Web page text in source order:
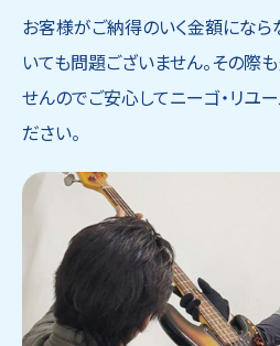
お客様がご納得のいく金額になら
いても問題ございません。その際
せんのでご安心してニーゴ・リユ
ださい。